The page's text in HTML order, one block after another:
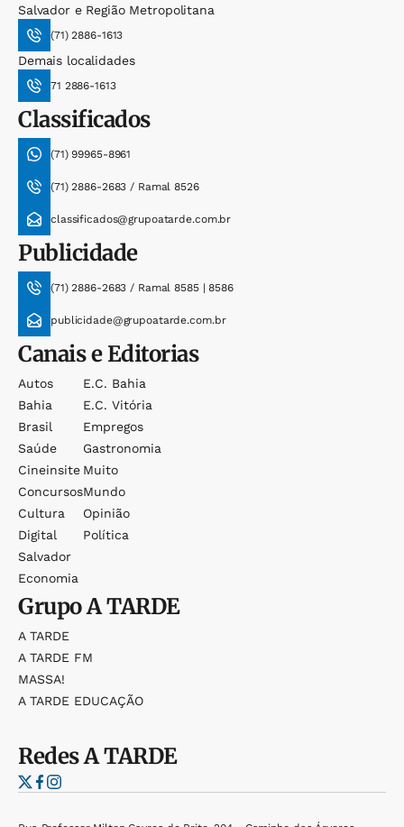
Salvador e Região Metropolitana
(71) 2886-1613
Demais localidades
71 2886-1613
Classificados
(71) 99965-8961
(71) 2886-2683 / Ramal 8526
classificados@grupoatarde.com.br
Publicidade
(71) 2886-2683 / Ramal 8585 | 8586
publicidade@grupoatarde.com.br
Canais e Editorias
Autos
Bahia
Brasil
Saúde
Cineinsite
Concursos
Cultura
Digital
Salvador
Economia
E.c. Bahia
E.c. Vitória
Empregos
Gastronomia
Muito
Mundo
Opinião
Política
GrupoA TARDE
A TARDE
A TARDE FM
MASSA!
A TARDE EDUCAÇÃO
RedesA TARDE